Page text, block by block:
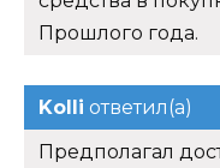
Прошлого года.
Kolli ответил(а)
Предполагал